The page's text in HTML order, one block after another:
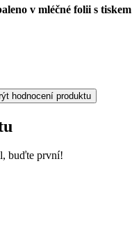
v mléčné folii s tiskem
hodnocení produktu
buďte první!